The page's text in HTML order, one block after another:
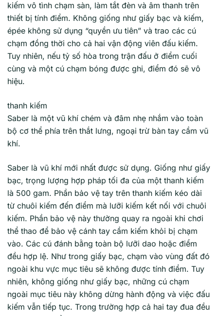
kiếm vô tình chạm sàn, làm tắt đèn và âm thanh trên
thiết bị tính điểm. Không giống như giấy bạc và kiếm,
épée không sử dụng “quyền ưu tiên” và trao các cú
chạm đồng thời cho cả hai vận động viên đấu kiếm.
Tuy nhiên, nếu tỷ số hòa trong trận đấu ở điểm cuối
cùng và một cú chạm bóng được ghi, điểm đó sẽ vô
hiệu.
thanh kiếm
Saber là một vũ khí chém và đâm nhẹ nhắm vào toàn
bộ cơ thể phía trên thắt lưng, ngoại trừ bàn tay cầm vũ
khí.
Saber là vũ khí mới nhất được sử dụng. Giống như giấy
bạc, trọng lượng hợp pháp tối đa của một thanh kiếm
là 500 gam. Phần bảo vệ tay trên thanh kiếm kéo dài
từ chuôi kiếm đến điểm mà lưỡi kiếm kết nối với chuôi
kiếm. Phần bảo vệ này thường quay ra ngoài khi chơi
thể thao để bảo vệ cánh tay cầm kiếm khỏi bị chạm
vào. Các cú đánh bằng toàn bộ lưỡi dao hoặc điểm
đều hợp lệ. Như trong giấy bạc, chạm vào vùng đất đó
ngoài khu vực mục tiêu sẽ không được tính điểm. Tuy
nhiên, không giống như giấy bạc, những cú chạm
ngoài mục tiêu này không dừng hành động và việc đấu
kiếm vẫn tiếp tục. Trong trường hợp cả hai tay đua đều